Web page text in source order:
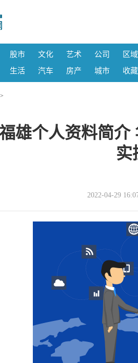
股市 文化 艺术 公司 区域
生活 汽车 房产 城市 收藏
>
雄个人资料简介
实
2022-04-29